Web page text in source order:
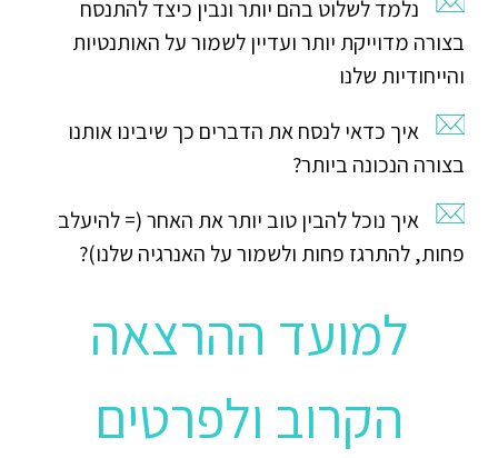
נלמד לשלוט בהם יותר ונבין כיצד להתנסח
בצורה מדוייקת יותר ועדיין לשמור על האותנטיות
והייחודיות שלנו
איך כדאי לנסח את הדברים כך שיבינו אותנו
בצורה הנכונה ביותר?
איך נוכל להבין טוב יותר את האחר (= להיעלב
פחות, להתרגז פחות ולשמור על האנרגיה שלנו)?
למועד ההרצאה
הקרוב ולפרטים